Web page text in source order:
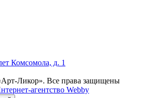
Комсомола, д. 1
Ликор». Все права защищены
агентство Webby